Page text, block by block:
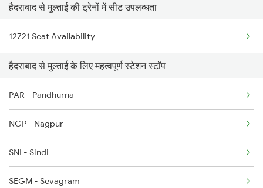
2236 Festival Special
5293 Mfp Sc Spl
2277 Tpty Jat Spl
2278 Tpty Festvl Spl
2887 Vskp Nzm Special
2888 Vskp Festivl Spl
12808 Samta Express
6093 Mas Ljn Festspl
6094 Ljn Mas Spl
8237 Krba Asr Spl
8238 Bsp Festivl Spl
हैदराबाद से मुल्ताई की ट्रेनों में सीट उपलब्धता
12721 Seat Availability
हैदराबाद से मुल्ताई के लिए महत्वपूर्ण स्टेशन स्टॉप
PAR - Pandhurna
NGP - Nagpur
SNI - Sindi
SEGM - Sevagram